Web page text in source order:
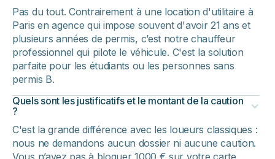
Pas du tout. Contrairement à une location d'utilitaire à
Paris en agence qui impose souvent d'avoir 21 ans et
plusieurs années de permis, c’est notre chauffeur
professionnel qui pilote le véhicule. C'est la solution
parfaite pour les étudiants ou les personnes sans
permis B.
Quels sont les justificatifs et le montant de la caution
?
C'est la grande différence avec les loueurs classiques :
nous ne demandons aucun dossier ni aucune caution.
Vous n’avez pas à bloquer 1000 € sur votre carte